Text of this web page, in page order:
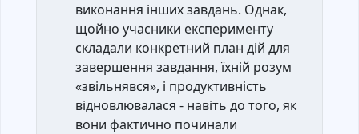
виконання інших завдань. Однак,
щойно учасники експерименту
складали конкретний план дій для
завершення завдання, їхній розум
«звільнявся», і продуктивність
відновлювалася - навіть до того, як
вони фактично починали